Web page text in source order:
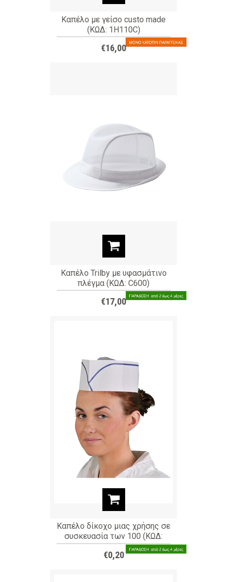
Καπέλο με γείσο custo made
(ΚΩΔ: 1H110C)
€16,00
Καπέλο Trilby με υφασμάτινο
πλέγμα (ΚΩΔ: C600)
€17,00
Καπέλο δίκοχο μιας χρήσης σε
συσκευασία των 100 (ΚΩΔ:
2H102)
€0,20